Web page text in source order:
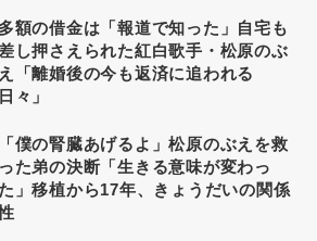
多額の借金は「報道で知った」自宅も
差し押さえられた紅白歌手・松原のぶ
え「離婚後の今も返済に追われる
日々」
「僕の腎臓あげるよ」松原のぶえを救
った弟の決断「生きる意味が変わっ
た」移植から17年、きょうだいの関係